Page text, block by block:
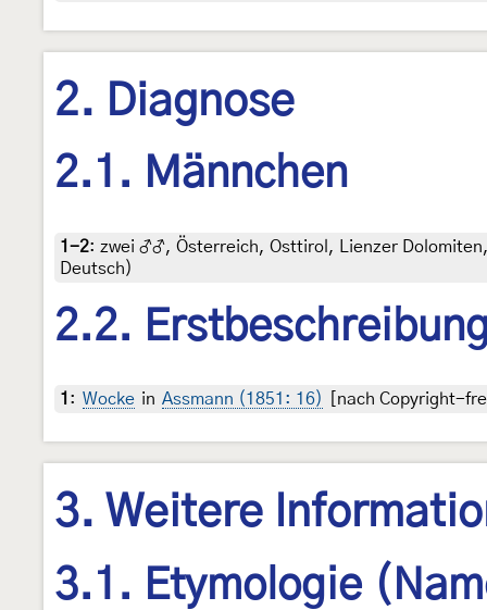
2. Diagnose
2.1. Männchen
1-2: zwei ♂♂, Österreich, Osttirol, Lienzer
Deutsch)
2.2.
1 : Wocke in Assmann (1851: 16) [nach Copyright-
3. Weitere
3.1. Etymologie